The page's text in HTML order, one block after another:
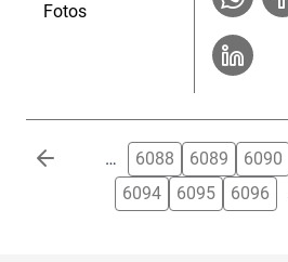
Fotos
Paginación … 6088 6089 6090
6094
6095 6096